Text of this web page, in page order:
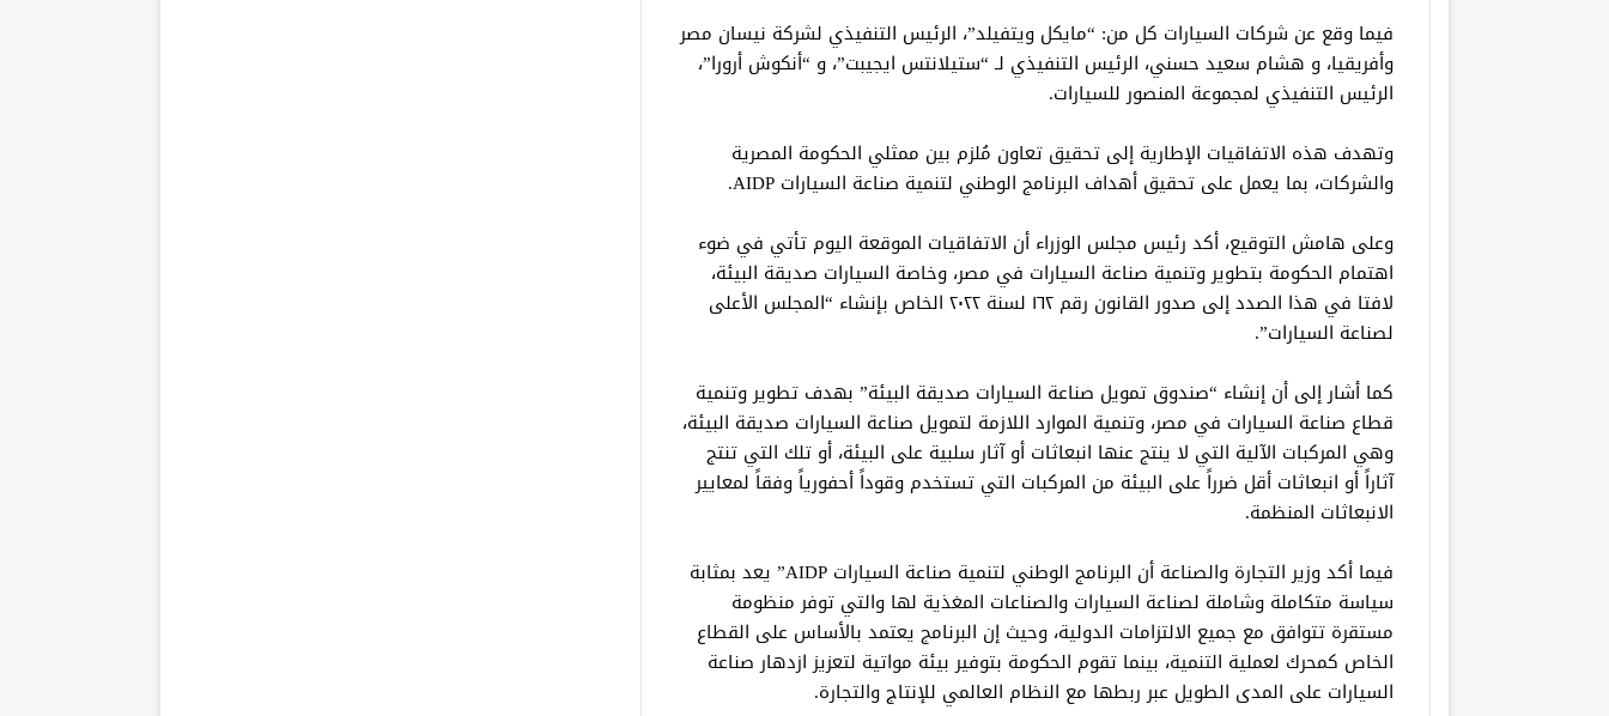
فيما وقع عن شركات السيارات كل من: “مايكل ويتفيلد”، الرئيس التنفيذي لشركة نيسان مصر
وأفريقيا، و هشام سعيد حسني، الرئيس التنفيذي لـ “ستيلانتس ايجيبت”، و “أنكوش أرورا”،
الرئيس التنفيذي لمجموعة المنصور للسيارات.
وتهدف هذه الاتفاقيات الإطارية إلى تحقيق تعاون مُلزم بين ممثلي الحكومة المصرية
والشركات، بما يعمل على تحقيق أهداف البرنامج الوطني لتنمية صناعة السيارات AIDP.
وعلى هامش التوقيع، أكد رئيس مجلس الوزراء أن الاتفاقيات الموقعة اليوم تأتي في ضوء
اهتمام الحكومة بتطوير وتنمية صناعة السيارات في مصر، وخاصة السيارات صديقة البيئة،
لافتا في هذا الصدد إلى صدور القانون رقم ١٦۲ لسنة ۲۰۲۲ الخاص بإنشاء “المجلس الأعلى
لصناعة السيارات”.
كما أشار إلى أن إنشاء “صندوق تمويل صناعة السيارات صديقة البيئة” بهدف تطوير وتنمية
قطاع صناعة السيارات في مصر، وتنمية الموارد اللازمة لتمويل صناعة السيارات صديقة البيئة،
وهي المركبات الآلية التي لا ينتج عنها انبعاثات أو آثار سلبية على البيئة، أو تلك التي تنتج
آثاراً أو انبعاثات أقل ضرراً على البيئة من المركبات التي تستخدم وقوداً أحفورياً وفقاً لمعايير
الانبعاثات المنظمة.
فيما أكد وزير التجارة والصناعة أن البرنامج الوطني لتنمية صناعة السيارات AIDP” يعد بمثابة
سياسة متكاملة وشاملة لصناعة السيارات والصناعات المغذية لها والتي توفر منظومة
مستقرة تتوافق مع جميع الالتزامات الدولية، وحيث إن البرنامج يعتمد بالأساس على القطاع
الخاص كمحرك لعملية التنمية، بينما تقوم الحكومة بتوفير بيئة مواتية لتعزيز ازدهار صناعة
السيارات على المدى الطويل عبر ربطها مع النظام العالمي للإنتاج والتجارة.